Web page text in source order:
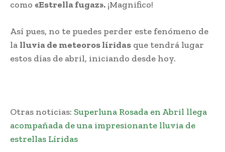
como «Estrella fugaz». ¡Magnifico!
Así pues, no te puedes perder este fenómeno de
la lluvia de meteoros líridas que tendrá lugar
estos días de abril, iniciando desde hoy.
Otras noticias: Superluna Rosada en Abril llega
acompañada de una impresionante lluvia de
estrellas Líridas